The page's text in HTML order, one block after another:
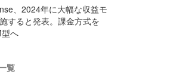
、2024年に大幅な収益モ
すると発表。課金方式を
へ
覧